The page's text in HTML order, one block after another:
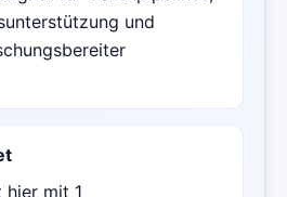
und
hier mit 1